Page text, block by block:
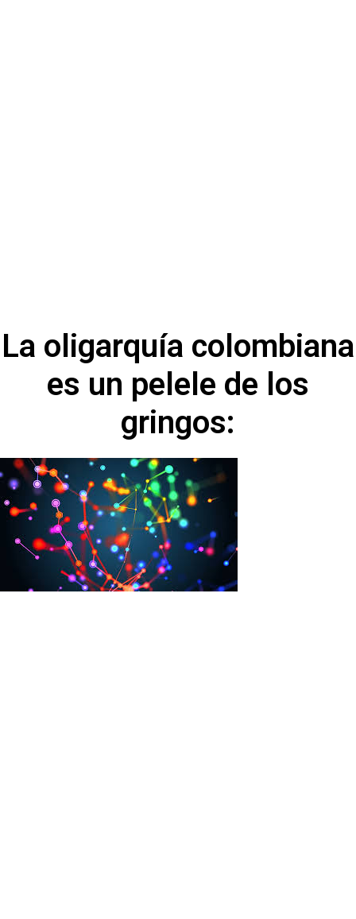
La oligarquía colombiana
es un pelele de los
gringos: